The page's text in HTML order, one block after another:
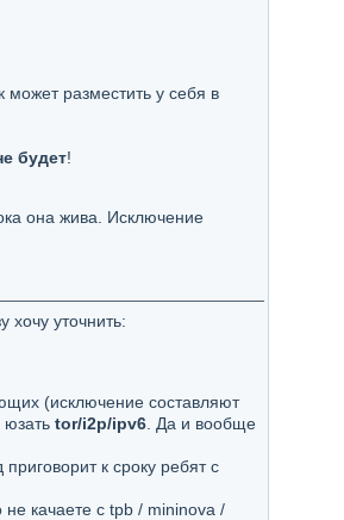
может разместить у себя в
будет!
она жива. Исключение
хочу уточнить:
(исключение составляют
юзать tor/i2p/ipv6. Да и вообще
к сроку ребят с
качаете с tpb / mininova /